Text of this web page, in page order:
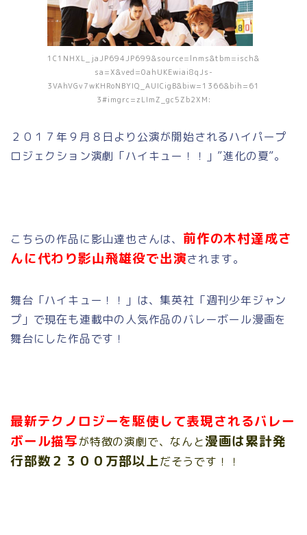
1C1NHXL_jaJP694JP699&source=lnms&tbm=isch&
sa=X&ved=0ahUKEwiai8qJs-
3VAhVGv7wKHRoNBYIQ_AUICigB&biw=1366&bih=61
3#imgrc=zLImZ_gc5Zb2XM:
２０１７年９月８日より公演が開始されるハイパープ
ロジェクション演劇「ハイキュー！！」”進化の夏”。
こちらの作品に影山達也さんは、 前作の木村達成さ
んに代わり影山飛雄役で出演されます。
舞台「ハイキュー！！」は、集英社「週刊少年ジャン
プ」で現在も連載中の人気作品のバレーボール漫画を
舞台にした作品です！
最新テクノロジーを駆使して表現されるバレー
ボール描写が特徴の演劇で、なんと漫画は累計発
行部数２３００万部以上だそうです！！